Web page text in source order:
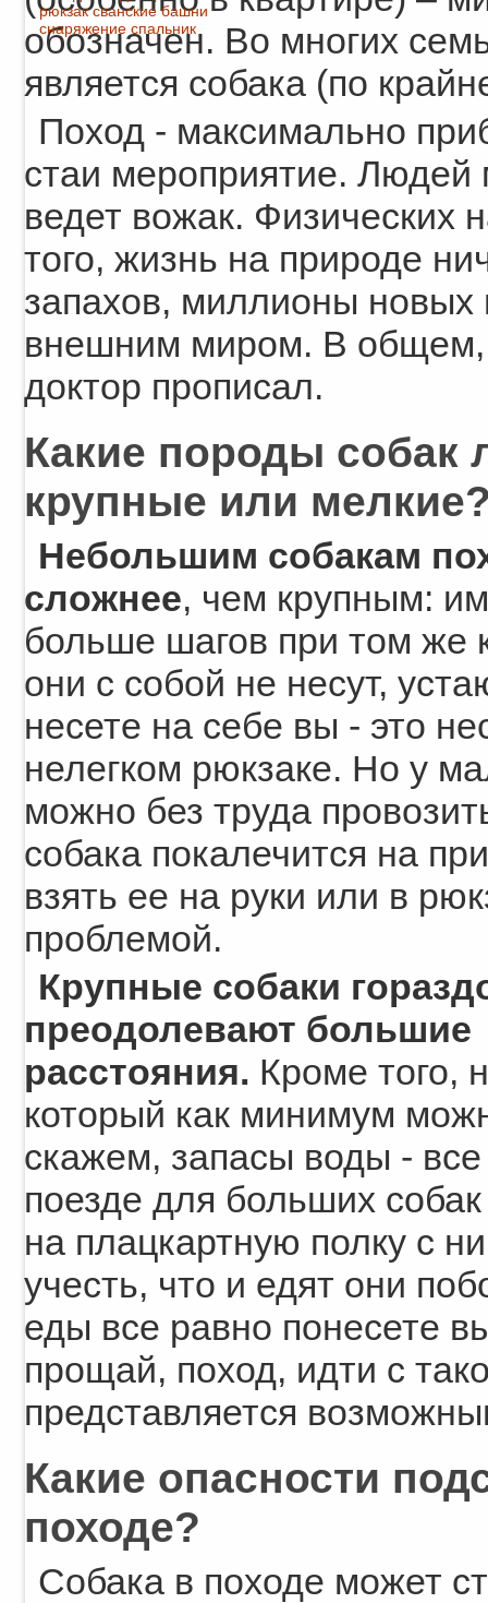
обозначен. Во многих
является собака (по
Поход - максимально
стаи мероприятие. Людей
ведет вожак. Физических
того, жизнь на природе
запахов, миллионы новых
внешним миром. В общем,
доктор прописал.
Какие породы собак
крупные или
Небольшим собакам
сложнее, чем крупным:
больше шагов при том же
они с собой не несут,
несете на себе вы - это
нелегком рюкзаке. Но у
можно без труда
собака покалечится на
взять ее на руки или в
проблемой.
Крупные собаки
преодолевают большие
расстояния. Кроме того,
который как минимум
скажем, запасы воды -
поезде для больших
на плацкартную полку с
учесть, что и едят они
еды все равно понесете
прощай, поход, идти с
представляется
Какие опасности
походе?
Собака в походе может
рюкзак сванские башни
снаряжение спальник